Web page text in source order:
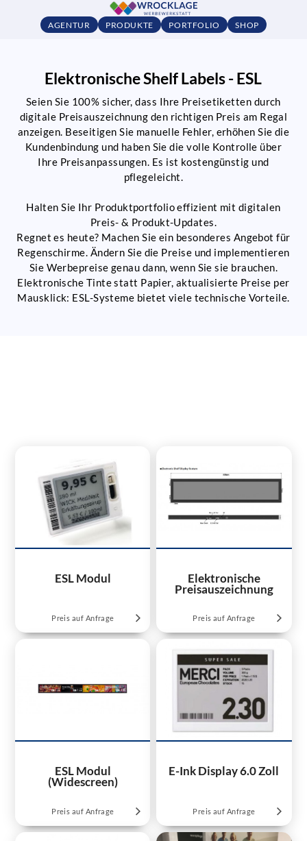
AGENTUR PRODUKTE PORTFOLIO SHOP
Elektronische Shelf Labels - ESL
Seien Sie 100% sicher, dass Ihre Preisetiketten durch
digitale Preisauszeichnung den richtigen Preis am Regal
anzeigen. Beseitigen Sie manuelle Fehler, erhöhen Sie die
Kundenbindung und haben Sie die volle Kontrolle über
Ihre Preisanpassungen. Es ist kostengünstig und
pflegeleicht.
Halten Sie Ihr Produktportfolio effizient mit digitalen
Preis- & Produkt-Updates.
Regnet es heute? Machen Sie ein besonderes Angebot für
Regenschirme. Ändern Sie die Preise und implementieren
Sie Werbepreise genau dann, wenn Sie sie brauchen.
Elektronische Tinte statt Papier, aktualisierte Preise per
Mausklick: ESL-Systeme bietet viele technische Vorteile.
ESL Modul
Preis auf Anfrage
Elektronische
Preisauszeichnung
Preis auf Anfrage
ESL Modul
(Widescreen)
Preis auf Anfrage
E-Ink Display 6.0 Zoll
Preis auf Anfrage